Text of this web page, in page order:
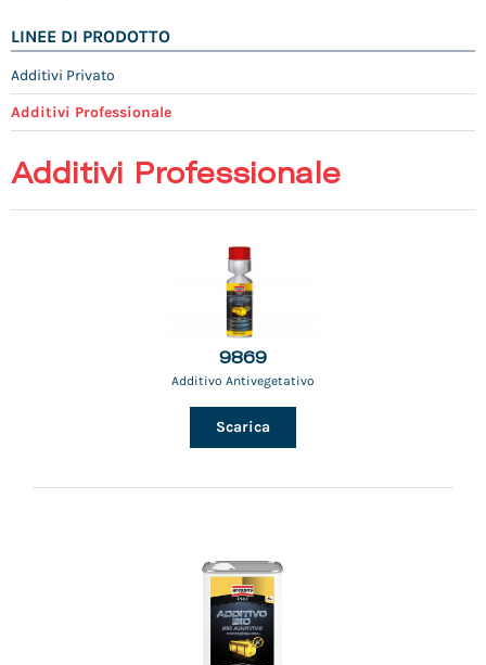
LINEE DI PRODOTTO
Additivi Privato
Additivi Professionale
Additivi Professionale
9869
Additivo Antivegetativo
Scarica